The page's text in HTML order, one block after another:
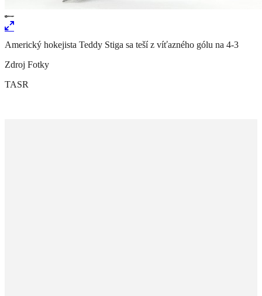
Americký hokejista Teddy Stiga sa teší z víťazného gólu na 4-3
Zdroj Fotky
TASR